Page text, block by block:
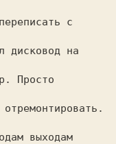
с
дисковод на
Просто
выходам